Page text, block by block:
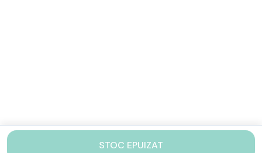
STOC EPUIZAT